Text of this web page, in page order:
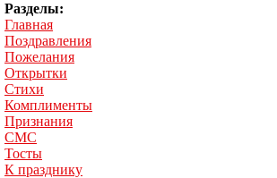
Разделы:
Главная
Поздравления
Пожелания
Открытки
Стихи
Комплименты
Признания
СМС
Тосты
К празднику